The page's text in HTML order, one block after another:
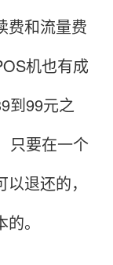
费和流量费
机也有成
到99元之
只要在一个
退还的，
。